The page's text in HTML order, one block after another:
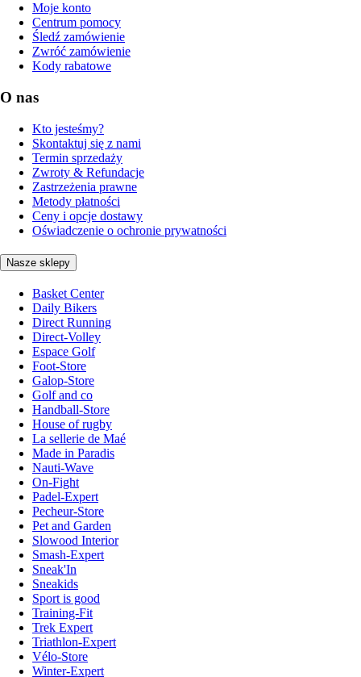
Moje konto
Centrum pomocy
Śledź zamówienie
Zwróć zamówienie
Kody rabatowe
O nas
Kto jesteśmy?
Skontaktuj się z nami
Termin sprzedaży
Zwroty & Refundacje
Zastrzeżenia prawne
Metody płatności
Ceny i opcje dostawy
Oświadczenie o ochronie prywatności
Nasze sklepy
Basket Center
Daily Bikers
Direct Running
Direct-Volley
Espace Golf
Foot-Store
Galop-Store
Golf and co
Handball-Store
House of rugby
La sellerie de Maé
Made in Paradis
Nauti-Wave
On-Fight
Padel-Expert
Pecheur-Store
Pet and Garden
Slowood Interior
Smash-Expert
Sneak'In
Sneakids
Sport is good
Training-Fit
Trek Expert
Triathlon-Expert
Vélo-Store
Winter-Expert